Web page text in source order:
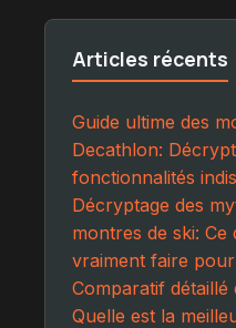
Articles récents
Guide ultime des
Decathlon:
fonctionnalités
Décryptage des
montres de ski: Ce
vraiment faire
Comparatif
Quelle est la